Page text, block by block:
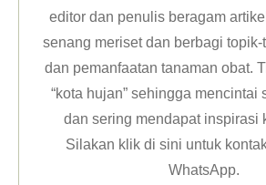
editor dan penulis beragam
senang meriset dan berbagi
dan pemanfaatan tanaman obat.
“kota hujan” sehingga mencintai
dan sering mendapat inspirasi
Silakan klikdi sini untuk
WhatsApp.